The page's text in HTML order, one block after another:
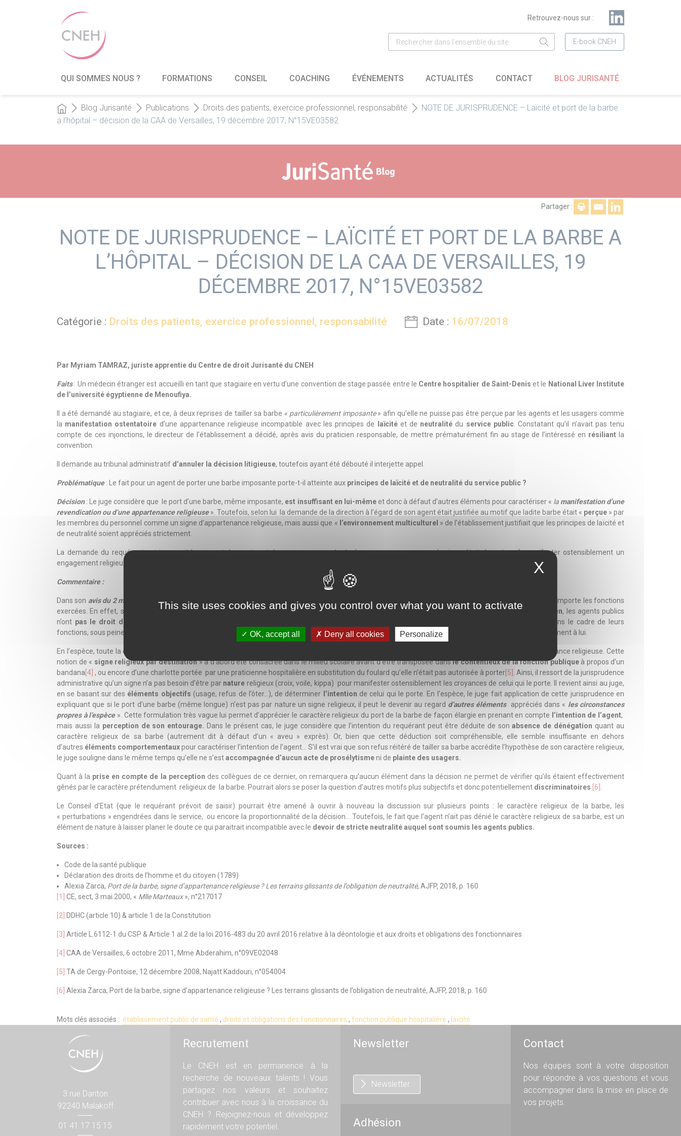
Retrouvez-nous sur :
E-book CNEH
QUI SOMMES NOUS ? FORMATIONS CONSEIL COACHING ÉVÉNEMENTS ACTUALITÉS CONTACT BLOG JURISANTÉ
Blog Jurisanté Publications Droits des patients, exercice professionnel, responsabilité
NOTE DE JURISPRUDENCE – Laïcité et port de la barbe
a l’hôpital – décision de la CAA de Versailles, 19 décembre 2017, N°15VE03582
Partager :
NOTE DE JURISPRUDENCE – LAÏCITÉ ET PORT DE LA BARBE A
L’HÔPITAL – DÉCISION DE LA CAA DE VERSAILLES, 19
DÉCEMBRE 2017, N°15VE03582
Catégorie : Droits des patients, exercice professionnel, responsabilité Date : 16/07/2018
Par Myriam TAMRAZ, juriste apprentie du Centre de droit Jurisanté du CNEH
Faits: Un médecin étranger est accueilli en tant que stagiaire en vertu d’une convention de stage passée entre le Centre hospitalier de Saint-Denis et le National Liver Institute
de l’université égyptienne de Menoufiya.
Il a été demandé au stagiaire, et ce, à deux reprises de tailler sa barbe « particulièrement imposante» afin qu’elle ne puisse pas être perçue par les agents et les usagers comme
la manifestation ostentatoire d’une appartenance religieuse incompatible avec les principes de laïcitéet de neutralité du service public. Constatant qu’il n’avait pas tenu
compte de ces injonctions, le directeur de l’établissement a décidé, après avis du praticien responsable, de mettre prématurément fin au stage de l’intéressé en résiliant la
convention.
Il demande au tribunal administratif d’annuler la décision litigieuse, toutefois ayant été débouté il interjette appel.
Problématique: Le fait pour un agent de porter une barbe imposante porte-t-il atteinte aux principes de laïcité et de neutralité du service public ?
Décision : Le juge considère que le port d’une barbe, même imposante, est insuffisant en lui-mêmeet donc à défaut d’autres éléments pour caractériser « la manifestation d’une
revendication ou d’une appartenance religieuse». Toutefois, selon lui la demande de la direction à l’égard de son agent était justifiée au motif que ladite barbe était « perçue » par
les membres du personnel comme un signe d’appartenance religieuse, mais aussi que « l’environnement multiculturel » de l’établissement justifiait que les principes de laïcité et
de neutralité soient appréciés strictement.
La demande du requérant qui invoquait le respect de sa vie privée« sans pour autant nierque son apparence physique était de nature à manifester ostensiblement un
engagement religieux » est
Commentaire :
Dans son avis du 2 mai 2000 « Melle Marteaux » , le Conseil d’Etat a posé une obligation de neutralité
s’imposant à tous les agents du service public, peu importe les fonctions
exercées. En effet, si la
liberté de conscienceconsacrée par la Constitution du 4 octobre 1958[2] s’applique à euxcomme à n’importe quel autre citoyen, les agents publics
n’ont pas le droit de manifester leurs convictions de quelque façon que ce soit
dans le cadre de leurs
fonctions, sous peine d’une sanction pouvant aller jusqu’à la révocation. Le requérant étant stagiaire dans un hôpital public, cette obligation s’imposait également à lui.
En l’espèce, toute la question était de savoir si le port d’une barbe imposante pouvait où non constituer un signe manifestant ostensiblement une appartenance religieuse. Cette
notion de « signe religieux par destination» a d’abord été consacrée dans le milieu scolaire avant d’être transposée dansle contentieux de la fonction publiqueà propos d’un
bandana[4] , ou encore d’une charlotte portée par une praticienne hospitalière en substitution du foulard qu’elle n’était pas autorisée à porter[5] . Ainsi, il ressort de la jurisprudence
administrative qu’un signe n’a pas besoin d’être par nature religieux (croix, voile, kippa) pour manifester ostensiblement les croyances de celui qui le porte. Il revient ainsi au juge,
en se basant sur des éléments objectifs (usage, refus de l’ôter…), de déterminer l’intention de celui qui le porte. En l’espèce, le juge fait application de cette jurisprudence en
expliquant que si le port d’une barbe (même longue) n’est pas par nature un signe religieux, il peut le devenir au regard d’autres élémentsappréciés dans « les circonstances
propres à l’espèce». Cette formulation très vague lui permet d’apprécier le caractère religieux du port de la barbe de façon élargie en prenant en compte l’intention de l’agent,
mais aussi la perception de son entourage.Dans le présent cas, le juge considère que l’intention du requérant peut être déduite de sonabsence de dénégation quant au
caractère religieux de sa barbe (autrement dit à défaut d’un « aveu » exprès). Or, bien que cette déduction soit compréhensible, elle semble insuffisante en dehors
d’autres éléments comportementauxpour caractériser l’intention de l’agent… S’il est vrai que son refus réitéré de tailler sa barbe accrédite l’hypothèse de son caractère religieux,
le juge souligne dans le même temps qu’elle ne s’estaccompagnée d’aucun acte de prosélytismeni de plainte des usagers.
Quant à la prise en compte de la perception des collègues de ce dernier, on remarquera qu’aucun élément dans la décision ne permet de vérifier qu’ils étaient effectivement
gênés par le caractère prétendument religieux de la barbe. Pourrait alors se poser la question d’autres motifs plus subjectifs et donc potentiellement discriminatoires [6]
Le Conseil d’Etat (que le requérant prévoit de saisir) pourrait être amené à ouvrir à nouveau la discussion sur plusieurs points : le caractère religieux de la barbe, les
« perturbations » engendrées dans le service, ou encore la proportionnalité de la décision… Toutefois, le fait que l’agent n’ait pas dénié le caractère religieux de sa barbe, est un
élément de nature à laisser planer le doute ce qui paraitrait incompatible avec le devoir de stricte neutralité auquel sont soumis les agents publics.
Sources :
Code de la santé publique
Déclaration des droits de l’homme et du citoyen (1789)
Alexia Zarca, Port de la barbe, signe d’appartenance religieuse ? Les terrains glissants de l’obligation de neutralité, AJFP, 2018, p. 160
[1] CE, sect, 3 mai 2000, « Mlle Marteaux», n°217017
[2] DDHC (article 10) & article 1 de la Constitution
[3] Article L.6112-1 du CSP & Article 1 al.2 de la loi 2016-483 du 20 avril 2016 relative à la déontologie et aux droits et obligations des fonctionnaires
[4] CAA de Versailles, 6 octobre 2011, Mme Abderahim, n°09VE02048
[5] TA de Cergy-Pontoise, 12 décembre 2008, Najatt Kaddouri, n°054004
[6] Alexia Zarca, Port de la barbe, signe d’appartenance religieuse ? Les terrains glissants de l’obligation de neutralité, AJFP, 2018, p. 160
Mots clés associés : établissement public de santé , droits et obligations des fonctionnaires , fonction publique hospitalière , laïcité
3 rue Danton
92240 Malakoff
01 41 17 15 15
Recrutement
Le CNEH est en permanence à la
recherche de nouveaux talents ! Vous
partagez nos valeurs et souhaitez
contribuer avec nous à la croissance du
CNEH ? Rejoignez-nous et développez
rapidement votre potentiel.
Newsletter
Newsletter
Adhésion
Contact
Nos équipes sont à votre disposition
pour répondre à vos questions et vous
accompagner dans la mise en place de
vos projets.
X
This site uses cookies and gives you control over what you want to activate
OK, accept all Deny all cookies Personalize